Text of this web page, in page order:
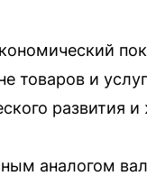
товаров и
развития и
аналогом